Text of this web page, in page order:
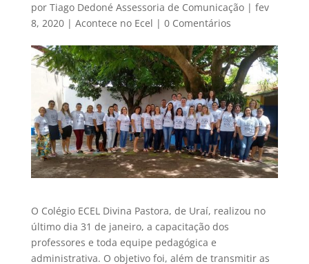
por Tiago Dedoné Assessoria de Comunicação| fev
8, 2020| Acontece no Ecel | 0 Comentários
O Colégio ECEL Divina Pastora, de Uraí, realizou no
último dia 31 de janeiro, a capacitação dos
professores e toda equipe pedagógica e
administrativa. O objetivo foi, além de transmitir as